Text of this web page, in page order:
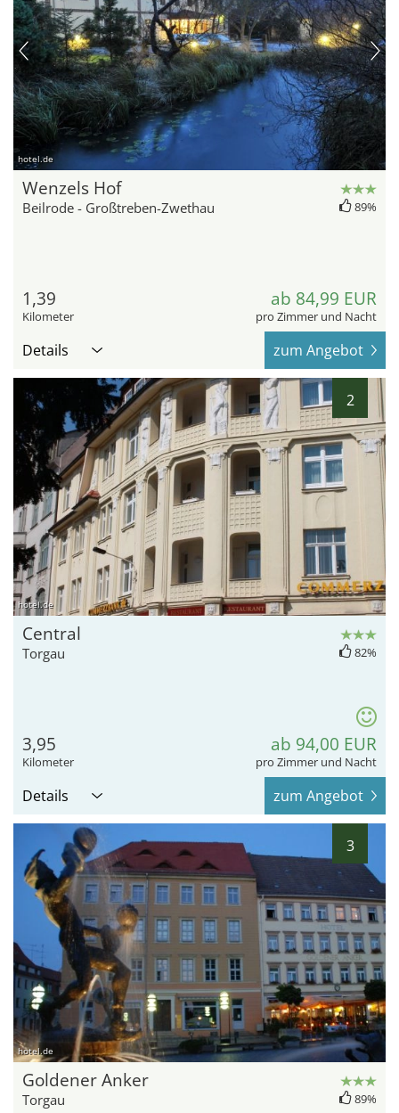
hotel.de
Wenzels Hof
Beilrode - Großtreben-Zwethau 89%
1,39
Kilometer
ab 84,99 EUR
pro Zimmer und Nacht
Details zum Angebot
2
hotel.de
Central
Torgau 82%
3,95
Kilometer
ab 94,00 EUR
pro Zimmer und Nacht
Details zum Angebot
3
hotel.de
Goldener Anker
Torgau 89%